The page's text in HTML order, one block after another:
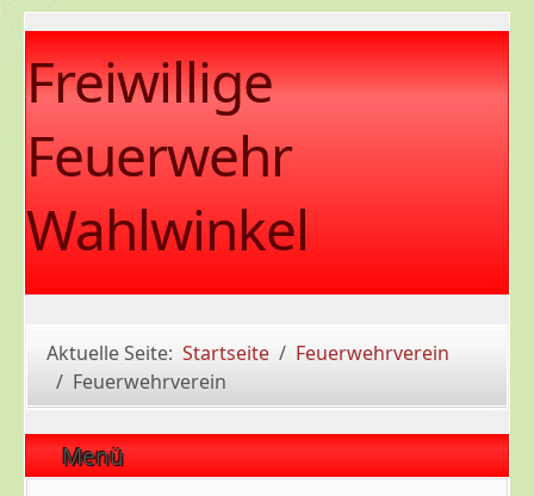
Freiwillige
Feuerwehr
Wahlwinkel
Aktuelle Seite: Startseite
Feuerwehrverein
Feuerwehrverein
Menü